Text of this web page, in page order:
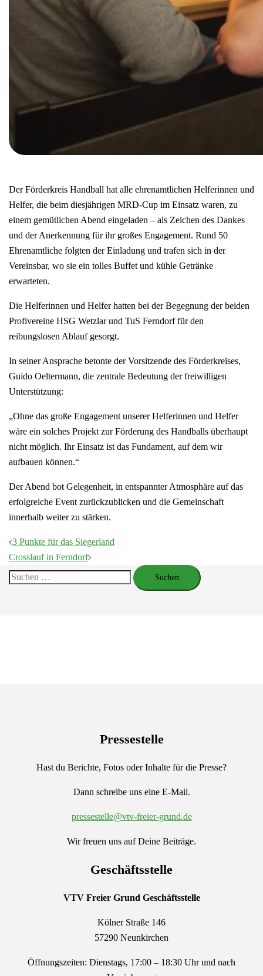
Der Förderkreis Handball hat alle ehrenamtlichen Helferinnen und
Helfer, die beim diesjährigen MRD-Cup im Einsatz waren, zu
einem gemütlichen Abend eingeladen – als Zeichen des Dankes
und der Anerkennung für ihr großes Engagement. Rund 50
Ehrenamtliche folgten der Einladung und trafen sich in der
Vereinsbar, wo sie ein tolles Buffet und kühle Getränke
erwarteten.
Die Helferinnen und Helfer hatten bei der Begegnung der beiden
Profivereine HSG Wetzlar und TuS Ferndorf für den
reibungslosen Ablauf gesorgt.
In seiner Ansprache betonte der Vorsitzende des Förderkreises,
Guido Oeltermann, die zentrale Bedeutung der freiwilligen
Unterstützung:
„Ohne das große Engagement unserer Helferinnen und Helfer
wäre ein solches Projekt zur Förderung des Handballs überhaupt
nicht möglich. Ihr Einsatz ist das Fundament, auf dem wir
aufbauen können.“
Der Abend bot Gelegenheit, in entspannter Atmosphäre auf das
erfolgreiche Event zurückzublicken und die Gemeinschaft
innerhalb weiter zu stärken.
Beitragsnavigation
3 Punkte für das Siegerland
Crosslauf in Ferndorf
Suchen
Pressestelle
Hast du Berichte, Fotos oder Inhalte für die Presse?
Dann schreibe uns eine E-Mail.
pressestelle@vtv-freier-grund.de
Wir freuen uns auf Deine Beiträge.
Geschäftsstelle
VTV Freier Grund Geschäftsstelle
Kölner Straße 146
57290 Neunkirchen
Öffnungszeiten: Dienstags, 17:00 – 18:30 Uhr und nach